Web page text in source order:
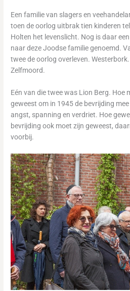
Een familie van slagers en
toen de oorlog uitbrak tien kinderen
Holten het levenslicht. Nog is daar
naar deze Joodse familie genoemd.
twee de oorlog overleven.
Zelfmoord.
Eén van die twee was Lion Berg. Hoe
geweest om in 1945 de bevrijding
angst, spanning en verdriet. Hoe
bevrijding ook moet zijn geweest,
voorbij.